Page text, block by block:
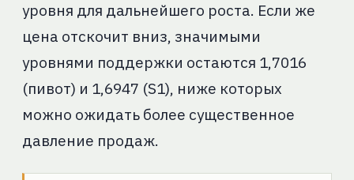
уровня для дальнейшего роста. Если же
цена отскочит вниз, значимыми
уровнями поддержки остаются 1,7016
(пивот) и 1,6947 (S1), ниже которых
можно ожидать более существенное
давление продаж.